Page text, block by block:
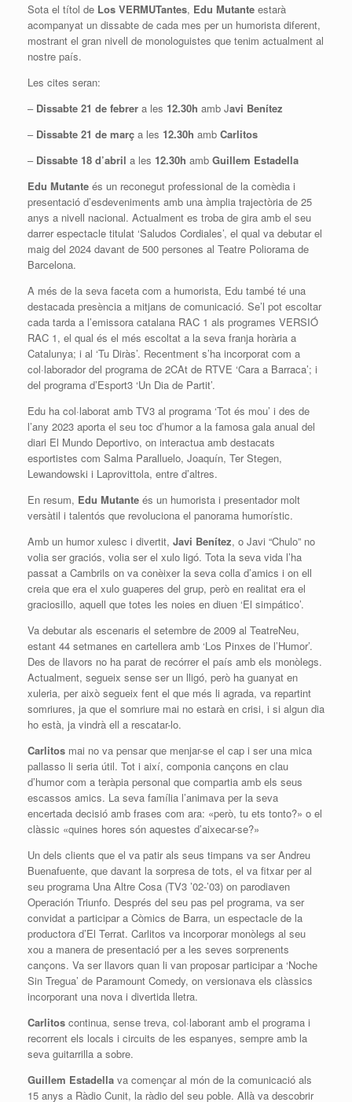
Sota el títol de Los VERMUTantes, Edu Mutante estarà
acompanyat un dissabte de cada mes per un humorista diferent,
mostrant el gran nivell de monologuistes que tenim actualment al
nostre país.
Les cites seran:
– Dissabte 21 de febrer a les 12.30h amb Javi Benítez
– Dissabte 21 de març a les 12.30h amb Carlitos
– Dissabte 18 d’abril a les 12.30h amb Guillem Estadella
Edu Mutante és un reconegut professional de la comèdia i
presentació d’esdeveniments amb una àmplia trajectòria de 25
anys a nivell nacional. Actualment es troba de gira amb el seu
darrer espectacle titulat ‘Saludos Cordiales’, el qual va debutar el
maig del 2024 davant de 500 persones al Teatre Poliorama de
Barcelona.
A més de la seva faceta com a humorista, Edu també té una
destacada presència a mitjans de comunicació. Se’l pot escoltar
cada tarda a l’emissora catalana RAC 1 als programes VERSIÓ
RAC 1, el qual és el més escoltat a la seva franja horària a
Catalunya; i al ‘Tu Diràs’. Recentment s’ha incorporat com a
col·laborador del programa de 2CAt de RTVE ‘Cara a Barraca’; i
del programa d’Esport3 ‘Un Dia de Partit’.
Edu ha col·laborat amb TV3 al programa ‘Tot és mou’ i des de
l’any 2023 aporta el seu toc d’humor a la famosa gala anual del
diari El Mundo Deportivo, on interactua amb destacats
esportistes com Salma Paralluelo, Joaquín, Ter Stegen,
Lewandowski i Laprovittola, entre d’altres.
En resum, Edu Mutante és un humorista i presentador molt
versàtil i talentós que revoluciona el panorama humorístic.
Amb un humor xulesc i divertit, Javi Benítez, o Javi “Chulo” no
volia ser graciós, volia ser el xulo ligó. Tota la seva vida l’ha
passat a Cambrils on va conèixer la seva colla d’amics i on ell
creia que era el xulo guaperes del grup, però en realitat era el
graciosillo, aquell que totes les noies en diuen ‘El simpático’.
Va debutar als escenaris el setembre de 2009 al TeatreNeu,
estant 44 setmanes en cartellera amb ‘Los Pinxes de l’Humor’.
Des de llavors no ha parat de recórrer el país amb els monòlegs.
Actualment, segueix sense ser un lligó, però ha guanyat en
xuleria, per això segueix fent el que més li agrada, va repartint
somriures, ja que el somriure mai no estarà en crisi, i si algun dia
ho està, ja vindrà ell a rescatar-lo.
Carlitos mai no va pensar que menjar-se el cap i ser una mica
pallasso li seria útil. Tot i així, componia cançons en clau
d’humor com a teràpia personal que compartia amb els seus
escassos amics. La seva família l’animava per la seva
encertada decisió amb frases com ara: «però, tu ets tonto?» o el
clàssic «quines hores són aquestes d’aixecar-se?»
Un dels clients que el va patir als seus timpans va ser Andreu
Buenafuente, que davant la sorpresa de tots, el va fitxar per al
seu programa Una Altre Cosa (TV3 ’02-’03) on parodiaven
Operación Triunfo. Després del seu pas pel programa, va ser
convidat a participar a Còmics de Barra, un espectacle de la
productora d’El Terrat. Carlitos va incorporar monòlegs al seu
xou a manera de presentació per a les seves sorprenents
cançons. Va ser llavors quan li van proposar participar a ‘Noche
Sin Tregua’ de Paramount Comedy, on versionava els clàssics
incorporant una nova i divertida lletra.
Carlitos continua, sense treva, col·laborant amb el programa i
recorrent els locals i circuits de les espanyes, sempre amb la
seva guitarrilla a sobre.
Guillem Estadella va començar al món de la comunicació als
15 anys a Ràdio Cunit, la ràdio del seu poble. Allà va descobrir